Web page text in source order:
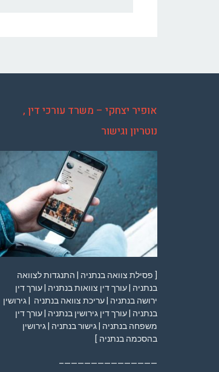
אופיר יצחקי – משרד עורכי דין ,
נוטריון וגישור
[ פסילת צוואה בנתניה | התנגדות לצוואה
בנתניה | עורך דין צוואות בנתניה | עורך דין
ירושה בנתניה | עריכת צוואה בנתניה | גירושין
בנתניה | עורך דין גירושין בנתניה | עורך דין
משפחה בנתניה | גישור בנתניה | גירושין
בהסכמה בנתניה ]
——————————————–